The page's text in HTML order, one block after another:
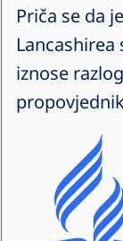
Priča se da
Lancashirea
iznose